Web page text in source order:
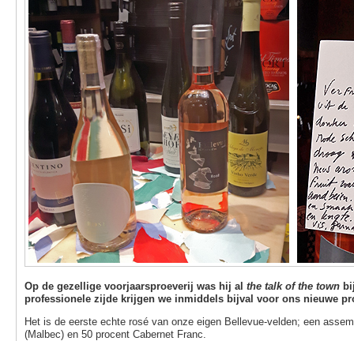
Op de gezellige voorjaarsproeverij was hij al the talk of the townbij
professionele zijde krijgen we inmiddels bijval voor ons nieuwe
Het is de eerste echte rosé van onze eigen Bellevue-velden; een
(Malbec) en 50 procent Cabernet Franc.